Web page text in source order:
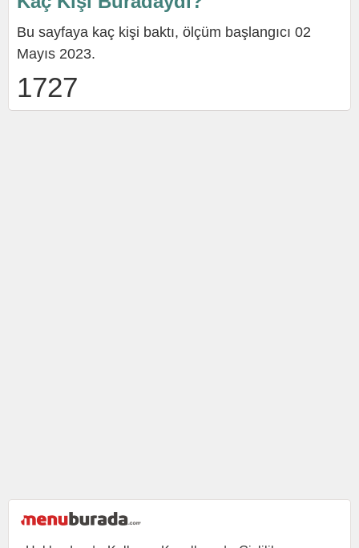
Bu sayfaya kaç kişi baktı, ölçüm başlangıcı 02
Mayıs 2023.
1727